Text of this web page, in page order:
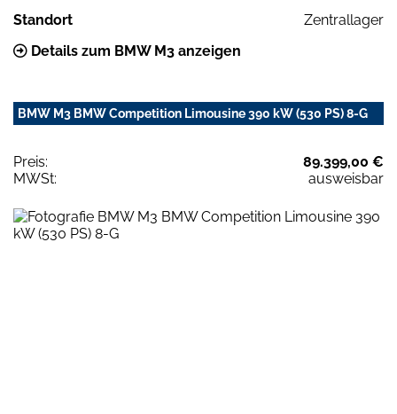
Standort
Zentrallager
Details zum BMW M3 anzeigen
BMW M3 BMW Competition Limousine 390 kW (530 PS) 8-G
Preis:
89.399,00 €
MWSt:
ausweisbar